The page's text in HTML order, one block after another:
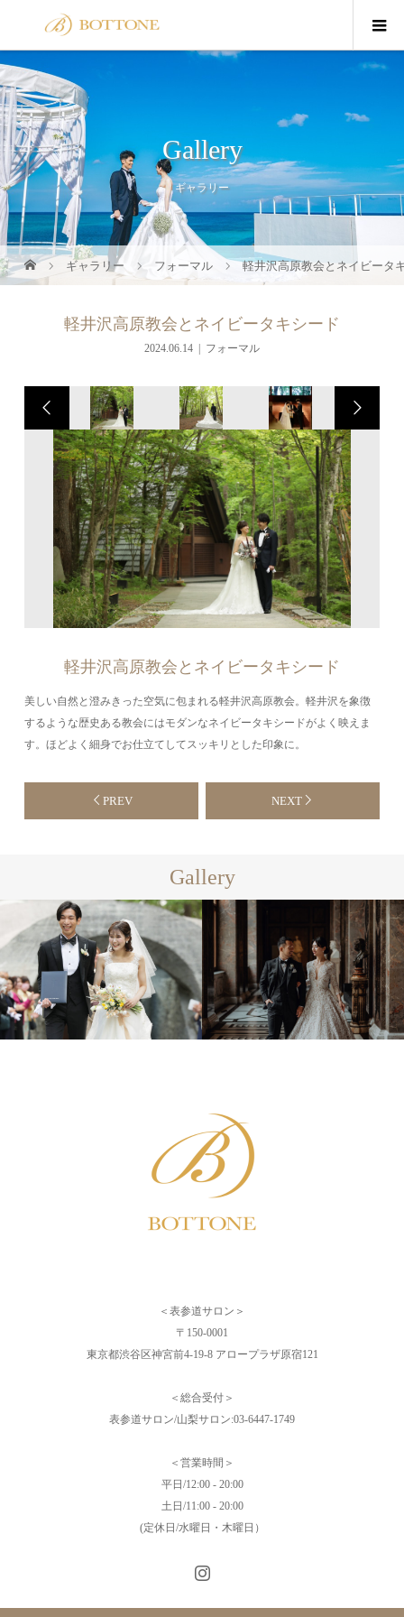
Gallery
ギャラリー
ギャラリー フォーマル 軽井沢高原教会とネイビータ
軽井沢高原教会とネイビータキシード
2024.06.14 フォーマル
軽井沢高原教会とネイビータキシード
美しい自然と澄みきった空気に包まれる軽井沢高原教会。軽井沢を象徴
するような歴史ある教会にはモダンなネイビータキシードがよく映えま
す。ほどよく細身でお仕立てしてスッキリとした印象に。
PREV NEXT
Gallery
フォーマル
＜表参道サロン＞
〒150-0001
東京都渋谷区神宮前4-19-8 アロープラザ原宿121
＜総合受付＞
表参道サロン/山梨サロン:03-6447-1749
＜営業時間＞
平日/12:00 - 20:00
土日/11:00 - 20:00
(定休日/水曜日・木曜日）